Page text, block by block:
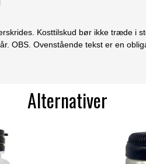
Kosttilskud bør ikke træde
OBS. Ovenstående tekst er en
Alternativer